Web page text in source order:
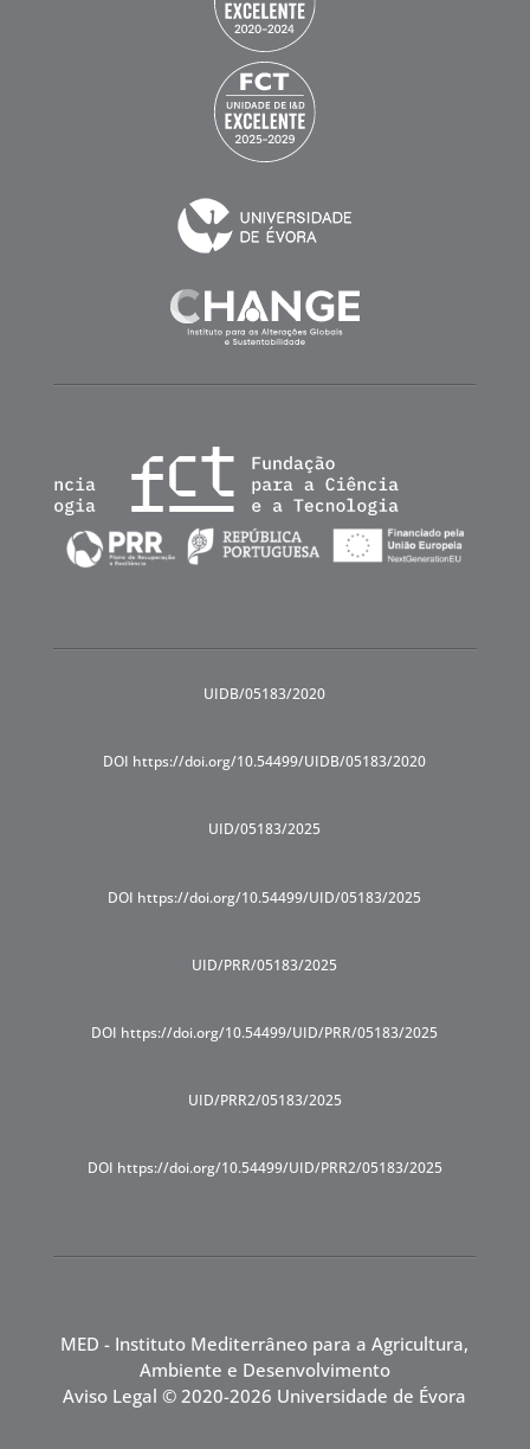
UIDB/05183/2020
DOI https://doi.org/10.54499/UIDB/05183/2020
UID/05183/2025
DOI https://doi.org/10.54499/UID/05183/2025
UID/PRR/05183/2025
DOI https://doi.org/10.54499/UID/PRR/05183/2025
UID/PRR2/05183/2025
DOI https://doi.org/10.54499/UID/PRR2/05183/2025
MED - Instituto Mediterrâneo para a Agricultura,
Ambiente e Desenvolvimento
Aviso Legal © 2020-2026 Universidade de Évora